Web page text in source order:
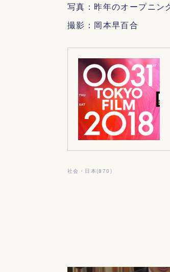
写真：昨年のオープニン
撮影：岡本早百合
社会・日本(870 )